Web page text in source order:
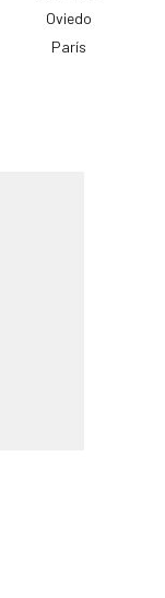
Oviedo
París